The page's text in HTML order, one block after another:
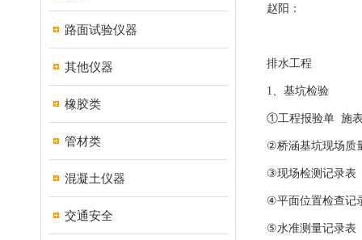
路面试验仪器
其他仪器
橡胶类
管材类
混凝土仪器
交通安全
赵阳：
排水工程
1、基坑检验
①工程报验单 施
②桥涵基坑现场质
③现场检测记录表
④平面位置检查
⑤水准测量记录表